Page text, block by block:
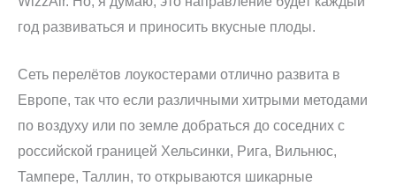
год развиваться и приносить вкусные плоды.
Сеть перелётов лоукостерами отлично развита в
Европе, так что если различными хитрыми методами
по воздуху или по земле добраться до соседних с
российской границей Хельсинки, Рига, Вильнюс,
Тампере, Таллин, то открываются шикарные